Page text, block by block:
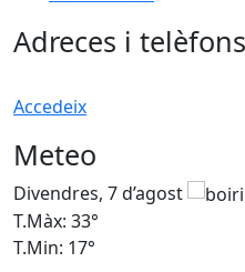
Adreces i telèfons
Accedeix
Meteo
Divendres, 7 d’agost
T.Màx: 33°
T.Min: 17°